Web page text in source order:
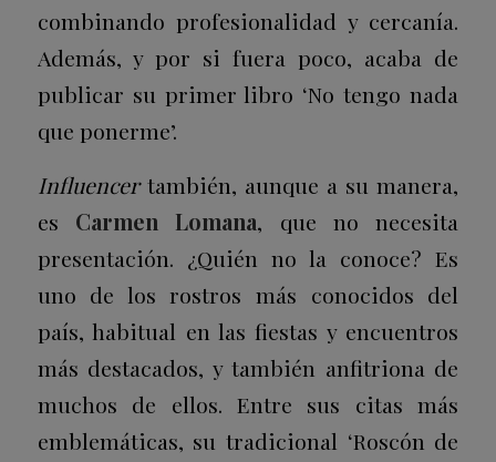
combinando profesionalidad y cercanía.
Además, y por si fuera poco, acaba de
publicar su primer libro ‘No tengo nada
que ponerme’.
Influencertambién, aunque a su manera,
es Carmen Lomana, que no necesita
presentación. ¿Quién no la conoce? Es
uno de los rostros más conocidos del
país, habitual en las fiestas y encuentros
más destacados, y también anfitriona de
muchos de ellos. Entre sus citas más
emblemáticas, su tradicional ‘Roscón de